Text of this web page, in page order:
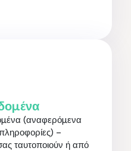
(αναφερόμενα
–
ταυτοποιούν ή από